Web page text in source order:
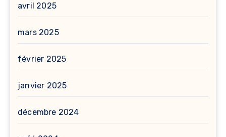
avril 2025
mars 2025
février 2025
janvier 2025
décembre 2024